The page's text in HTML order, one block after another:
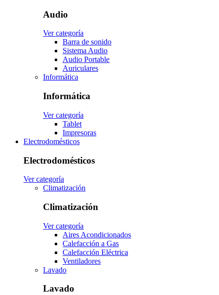
Audio
Ver categoría
Barra de sonido
Sistema Audio
Audio Portable
Auriculares
Informática
Informática
Ver categoría
Tablet
Impresoras
Electrodomésticos
Electrodomésticos
Ver categoría
Climatización
Climatización
Ver categoría
Aires Acondicionados
Calefacción a Gas
Calefacción Eléctrica
Ventiladores
Lavado
Lavado